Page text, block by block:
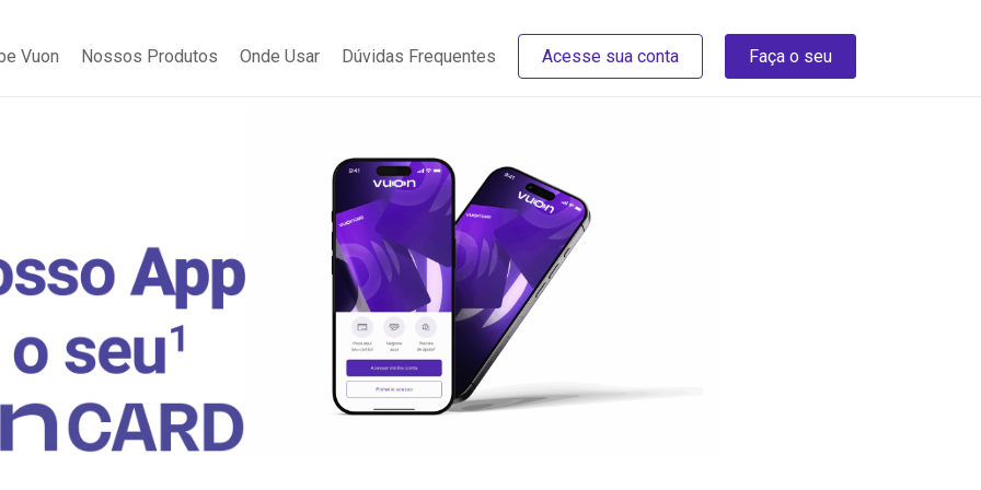
Vuon Nossos Produtos Onde Usar Dúvidas Frequentes Acesse sua conta Faça o seu